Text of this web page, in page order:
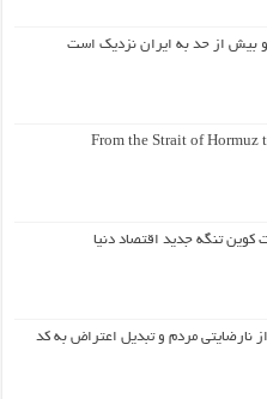
بیش از حد به ایران نزدیک است
From the Strait of
کوین تنگه جدید اقتصاد دنیا
نارضایتی مردم و تبدیل اعتراض به کد